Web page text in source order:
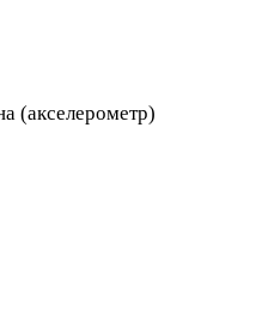
(акселерометр)